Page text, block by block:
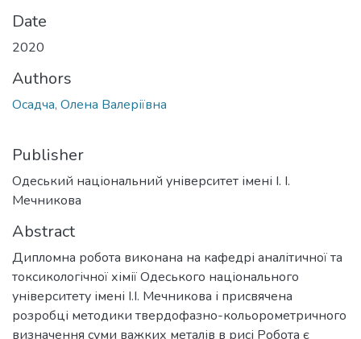
Date
2020
Authors
Осадча, Олена Валеріївна
Publisher
Одеський національний університет імені І. І.
Мечникова
Abstract
Дипломна робота виконана на кафедрі аналітичної та
токсикологічної хімії Одеського національного
університету імені І.І. Мечникова і присвячена
розробці методики твердофазно-кольорометричного
визначення суми важких металів в рисі Робота є